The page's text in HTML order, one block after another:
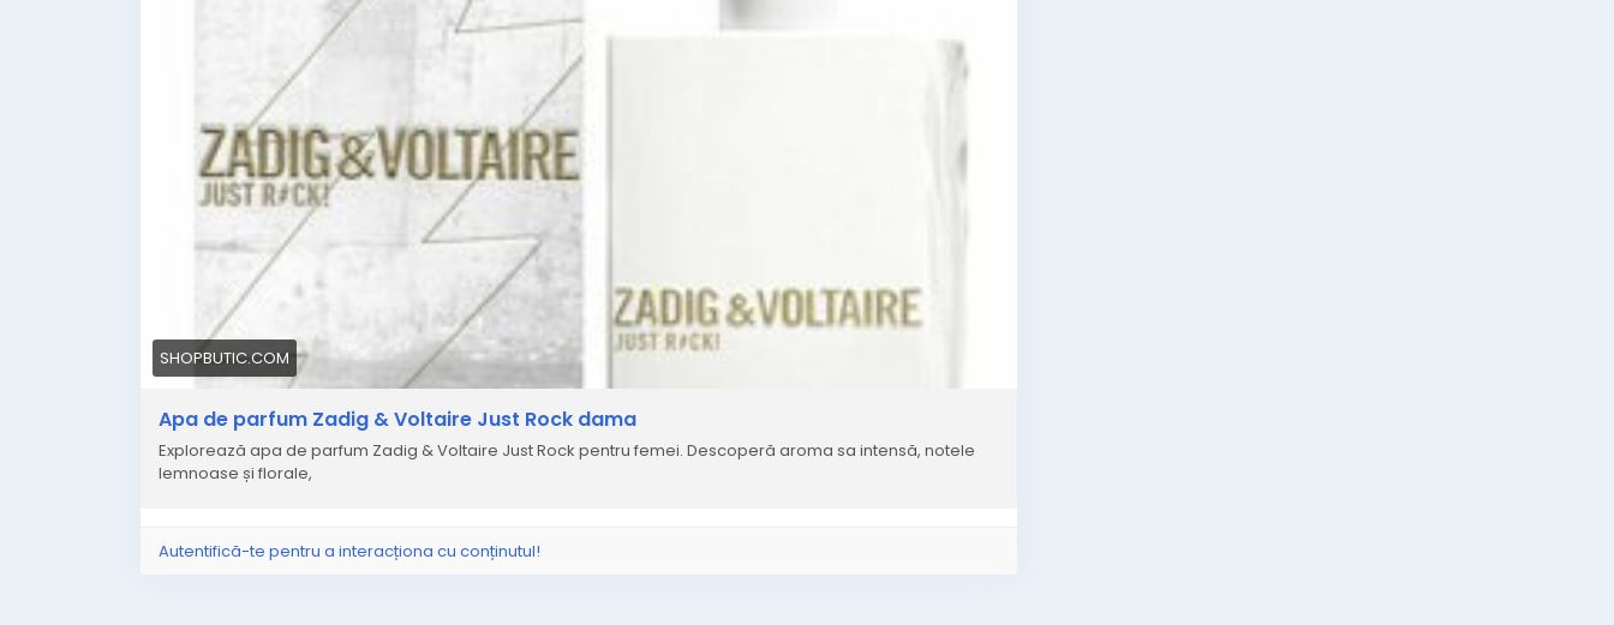
SHOPBUTIC.COM
Apa de parfum Zadig & Voltaire Just Rock dama
Explorează apa de parfum Zadig & Voltaire Just Rock pentru femei. Descoperă aroma sa intensă, notele
lemnoase și florale,
Autentifică-te pentru a interacționa cu conținutul!